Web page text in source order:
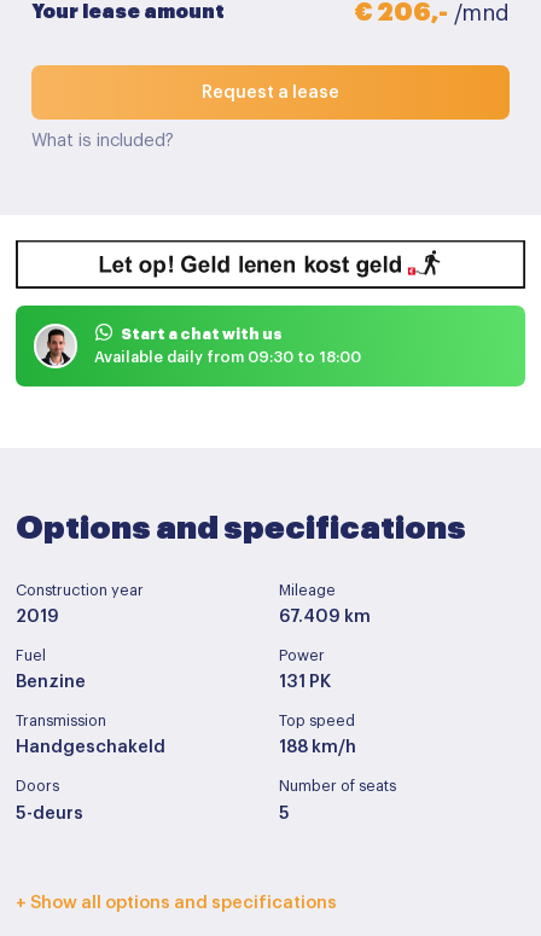
Your lease amount € 206,- /mnd
Request a lease
What is included?
Start a chat with us
Available daily from 09:30 to 18:00
Options and specifications
Construction year
2019
Mileage
67.409 km
Fuel
Benzine
Power
131 PK
Transmission
Handgeschakeld
Top speed
188 km/h
Doors
5-deurs
Number of seats
5
Interior color Upholstery
+ Show all options and specifications